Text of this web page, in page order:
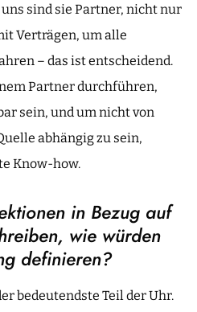
sind sie Partner, nicht nur
Verträgen, um alle
– das ist entscheidend.
Partner durchführen,
sein, und um nicht von
abhängig zu sein,
Know-how.
in Bezug auf
wie würden
definieren?
bedeutendste Teil der Uhr.